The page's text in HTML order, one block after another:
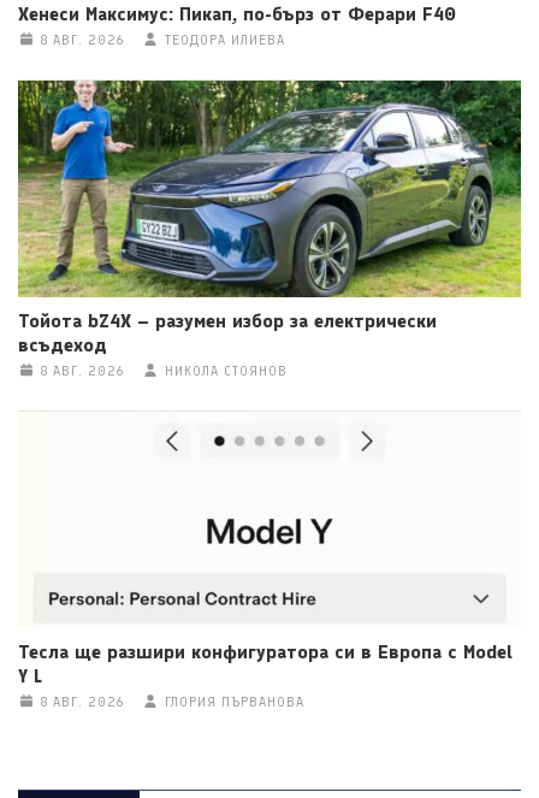
Хенеси Максимус: Пикап, по-бърз от Ферари F40
8 АВГ. 2026 ТЕОДОРА ИЛИЕВА
Тойота bZ4X – разумен избор за електрически
всъдеход
8 АВГ. 2026 НИКОЛА СТОЯНОВ
Тесла ще разшири конфигуратора си в Европа с Model
Y L
8 АВГ. 2026 ГЛОРИЯ ПЪРВАНОВА